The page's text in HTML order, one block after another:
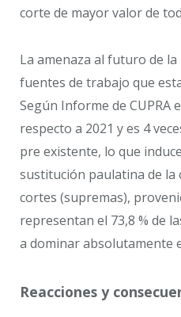
corte de mayor valor de
La amenaza al futuro de
fuentes de trabajo que
Según Informe de CUPRA
respecto a 2021 y es 4
pre existente, lo que
sustitución paulatina de la
cortes (supremas),
representan el 73,8 % de
a dominar absolutamente
Reacciones y